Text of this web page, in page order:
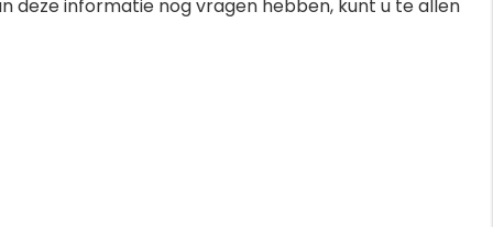
deze informatie nog vragen hebben, kunt u te allen